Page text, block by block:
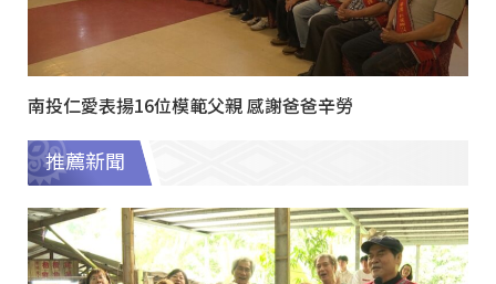
南投仁愛表揚16位模範父親 感謝爸爸辛勞
推薦新聞